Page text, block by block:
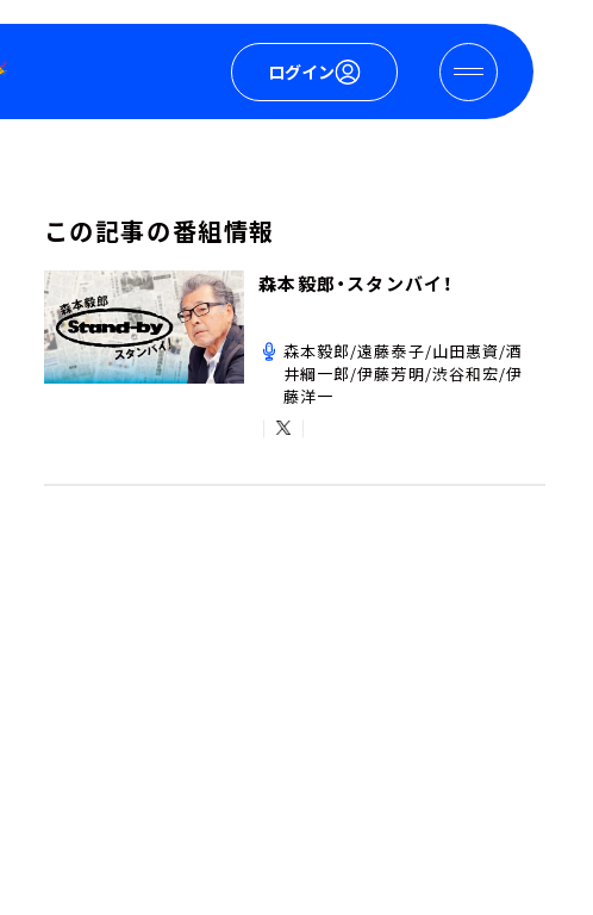
ログイン
この記事の番組情報
森本毅郎・スタンバイ！
森本毅郎/遠藤泰子/山田惠資/酒
井綱一郎/伊藤芳明/渋谷和宏/伊
藤洋一